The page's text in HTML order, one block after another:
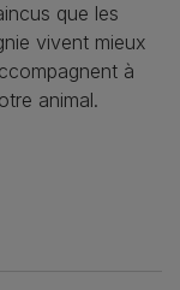
que les
vivent mieux
à
animal.​